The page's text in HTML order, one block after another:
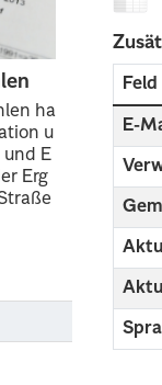
ha
u
und E
Erg
Feld
E-